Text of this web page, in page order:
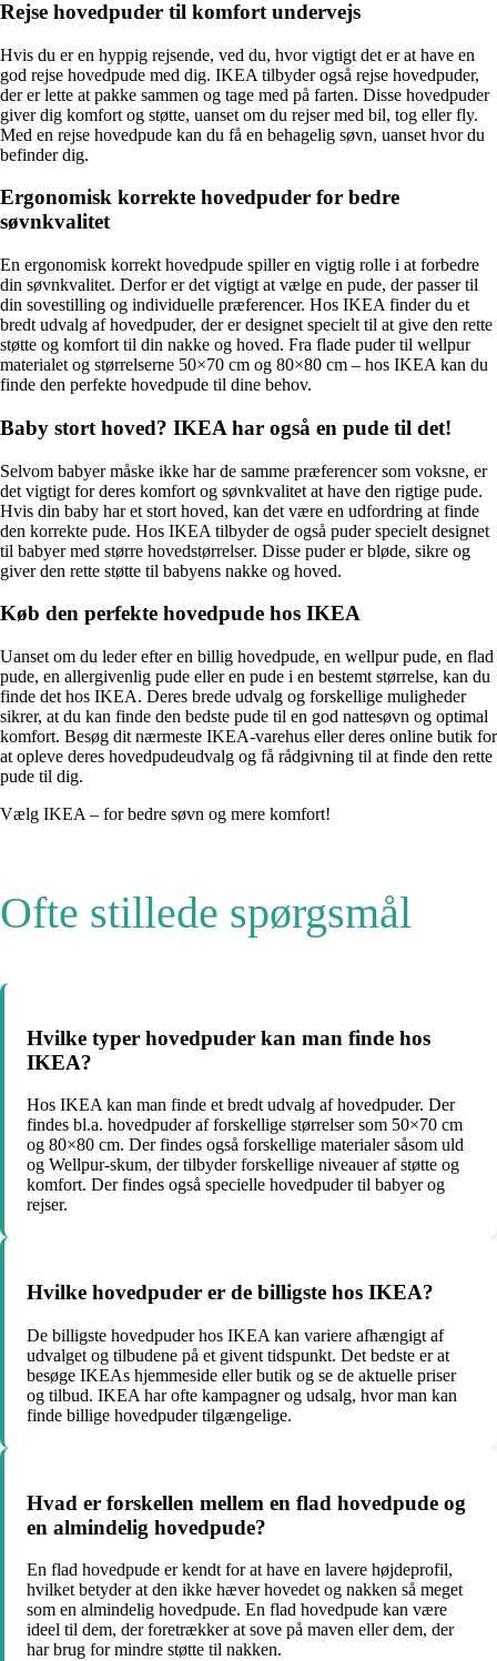
Rejse hovedpuder til komfort undervejs
Hvis du er en hyppig rejsende, ved du, hvor vigtigt det er at have en
god rejse hovedpude med dig. IKEA tilbyder også rejse hovedpuder,
der er lette at pakke sammen og tage med på farten. Disse hovedpuder
giver dig komfort og støtte, uanset om du rejser med bil, tog eller fly.
Med en rejse hovedpude kan du få en behagelig søvn, uanset hvor du
befinder dig.
Ergonomisk korrekte hovedpuder for bedre
søvnkvalitet
En ergonomisk korrekt hovedpude spiller en vigtig rolle i at forbedre
din søvnkvalitet. Derfor er det vigtigt at vælge en pude, der passer til
din sovestilling og individuelle præferencer. Hos IKEA finder du et
bredt udvalg af hovedpuder, der er designet specielt til at give den rette
støtte og komfort til din nakke og hoved. Fra flade puder til wellpur
materialet og størrelserne 50×70 cm og 80×80 cm – hos IKEA kan du
finde den perfekte hovedpude til dine behov.
Baby stort hoved? IKEA har også en pude til det!
Selvom babyer måske ikke har de samme præferencer som voksne, er
det vigtigt for deres komfort og søvnkvalitet at have den rigtige pude.
Hvis din baby har et stort hoved, kan det være en udfordring at finde
den korrekte pude. Hos IKEA tilbyder de også puder specielt designet
til babyer med større hovedstørrelser. Disse puder er bløde, sikre og
giver den rette støtte til babyens nakke og hoved.
Køb den perfekte hovedpude hos IKEA
Uanset om du leder efter en billig hovedpude, en wellpur pude, en flad
pude, en allergivenlig pude eller en pude i en bestemt størrelse, kan du
finde det hos IKEA. Deres brede udvalg og forskellige muligheder
sikrer, at du kan finde den bedste pude til en god nattesøvn og optimal
komfort. Besøg dit nærmeste IKEA-varehus eller deres online butik for
at opleve deres hovedpudeudvalg og få rådgivning til at finde den rette
pude til dig.
Vælg IKEA – for bedre søvn og mere komfort!
Ofte stillede spørgsmål
Hvilke typer hovedpuder kan man finde hos
IKEA?
Hos IKEA kan man finde et bredt udvalg af hovedpuder. Der
findes bl.a. hovedpuder af forskellige størrelser som 50×70 cm
og 80×80 cm. Der findes også forskellige materialer såsom uld
og Wellpur-skum, der tilbyder forskellige niveauer af støtte og
komfort. Der findes også specielle hovedpuder til babyer og
rejser.
Hvilke hovedpuder er de billigste hos IKEA?
De billigste hovedpuder hos IKEA kan variere afhængigt af
udvalget og tilbudene på et givent tidspunkt. Det bedste er at
besøge IKEAs hjemmeside eller butik og se de aktuelle priser
og tilbud. IKEA har ofte kampagner og udsalg, hvor man kan
finde billige hovedpuder tilgængelige.
Hvad er forskellen mellem en flad hovedpude og
en almindelig hovedpude?
En flad hovedpude er kendt for at have en lavere højdeprofil,
hvilket betyder at den ikke hæver hovedet og nakken så meget
som en almindelig hovedpude. En flad hovedpude kan være
ideel til dem, der foretrækker at sove på maven eller dem, der
har brug for mindre støtte til nakken.